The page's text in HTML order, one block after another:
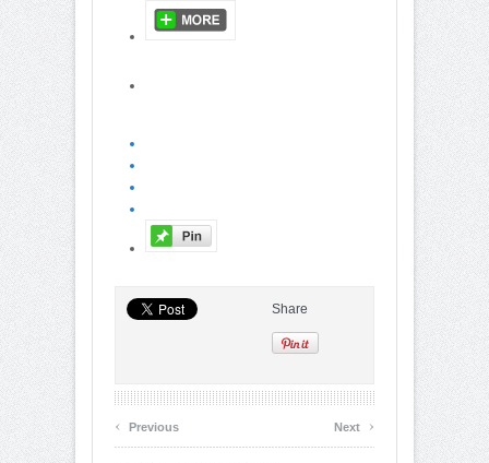
Share
‹ Previous Next ›